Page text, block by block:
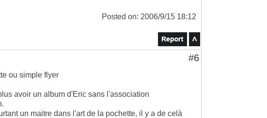
Posted on: 2006/9/15 18:12
#6
ou simple flyer
avoir un album d'Eric sans l'association
un maitre dans l'art de la pochette, il y a de celà